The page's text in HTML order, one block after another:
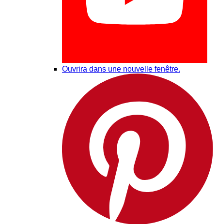
Ouvrira dans une nouvelle fenêtre.